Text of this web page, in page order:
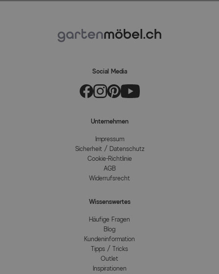
Social Media
Unternehmen
Impressum
Sicherheit / Datenschutz
Cookie-Richtlinie
AGB
Widerrufsrecht
Wissenswertes
Häufige Fragen
Blog
Kundeninformation
Tipps / Tricks
Outlet
Inspirationen